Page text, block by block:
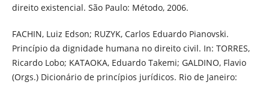
direito existencial. São Paulo: Método, 2006.
FACHIN, Luiz Edson; RUZYK, Carlos Eduardo Pianovski.
Princípio da dignidade humana no direito civil. In: TORRES,
Ricardo Lobo; KATAOKA, Eduardo Takemi; GALDINO, Flavio
(Orgs.) Dicionário de princípios jurídicos. Rio de Janeiro: